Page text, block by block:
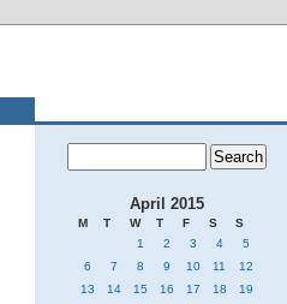
April 2015
M T W T F S
S
1
2 3 4
5
6
7 8 9 10 11
12
13
14 15 16 17 18
19